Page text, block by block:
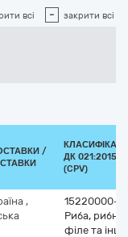
всі - закрити всі
/
ДК 021:2015
(CPV)
,
15220000-6
Риба, рибне
філе та інше